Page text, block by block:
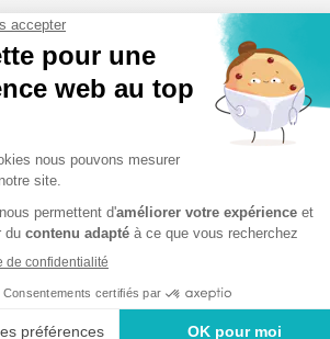
les
et 2 en